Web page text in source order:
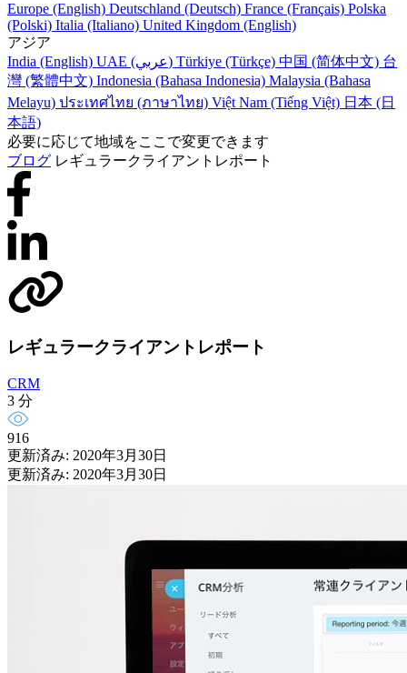
Europe (English) Deutschland (Deutsch) France (Français) Polska
(Polski) Italia (Italiano) United Kingdom (English)
アジア
India (English)
UAE (عربي) Türkiye (Türkçe) 中国 (简体中文) 台
灣 (繁體中文) Indonesia (Bahasa Indonesia) Malaysia (Bahasa
Melayu) ประเทศไทย (ภาษาไทย) Việt Nam (Tiếng Việt) 日本 (日
本語)
必要に応じて地域をここで変更できます
ブログ レギュラークライアントレポート
レギュラークライアントレポート
CRM
3 分
916
更新済み: 2020年3月30日
更新済み: 2020年3月30日